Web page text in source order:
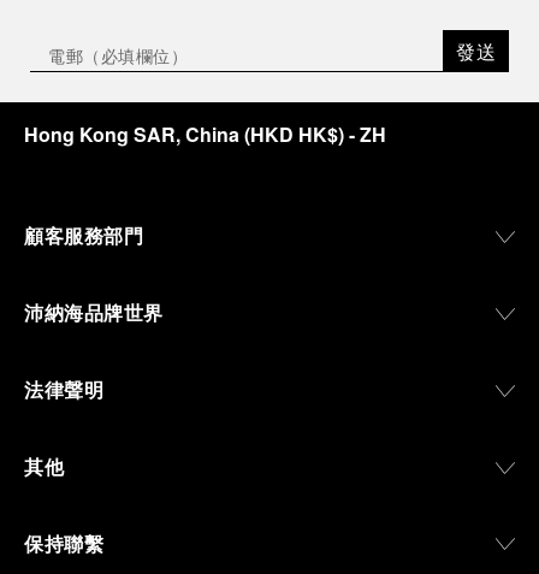
發送
Hong Kong SAR, China(HKD HK$)- ZH
顧客服務部門
沛納海品牌世界
法律聲明
其他
保持聯繫